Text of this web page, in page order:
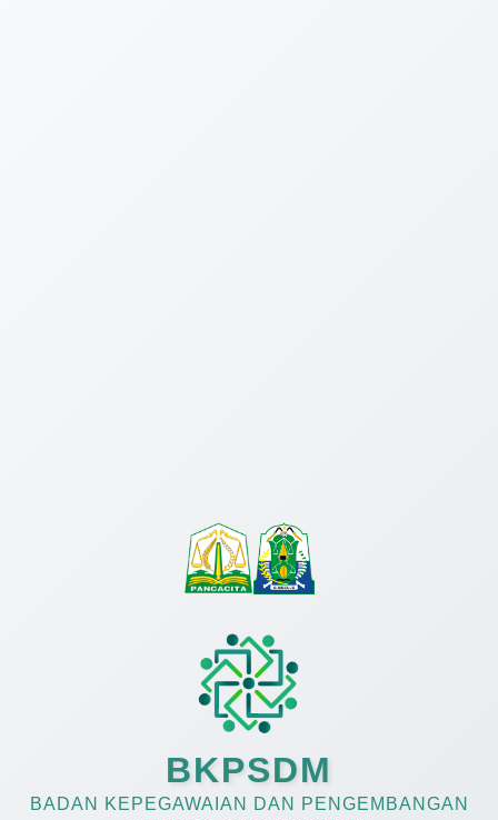
BKPSDM
BADAN KEPEGAWAIAN DAN PENGEMBANGAN